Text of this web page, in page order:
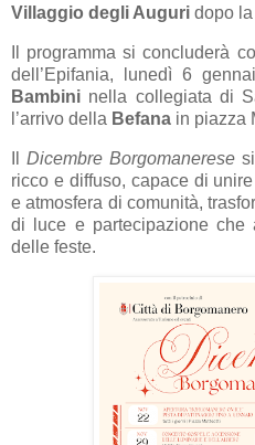
Villaggio degli Auguri dopo
Il programma si concluderà
dell’Epifania, lunedì 6
Bambini nella collegiata di
l’arrivo della Befana in piazza
Dicembre Borgomanerese
ricco e diffuso, capace di
e atmosfera di comunità,
di luce e partecipazione che
delle feste.